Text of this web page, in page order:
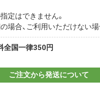
定はできません。
場合、ご利用いただけない場
全国一律350円
ご注文から発送について